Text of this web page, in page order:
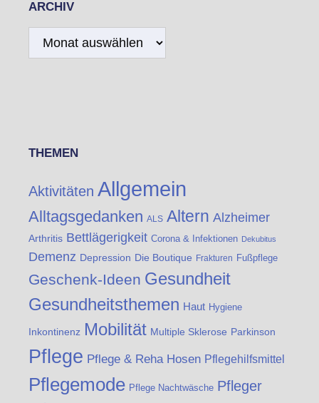
ARCHIV
THEMEN
Aktivitäten Allgemein
Alltagsgedanken ALS Altern Alzheimer
Arthritis Bettlägerigkeit Corona & Infektionen Dekubitus
Demenz Depression Die Boutique Frakturen Fußpflege
Geschenk-Ideen Gesundheit
Gesundheitsthemen Haut Hygiene
Inkontinenz Mobilität Multiple Sklerose Parkinson
Pflege Pflege & Reha Hosen Pflegehilfsmittel
Pflegemode Pflege Nachtwäsche Pfleger